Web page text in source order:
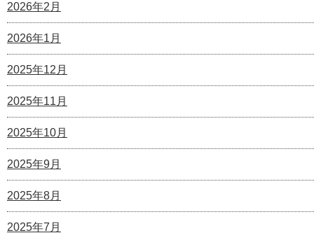
2026年2月
2026年1月
2025年12月
2025年11月
2025年10月
2025年9月
2025年8月
2025年7月